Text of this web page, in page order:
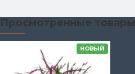
Просмотренные товары
НОВЫЙ